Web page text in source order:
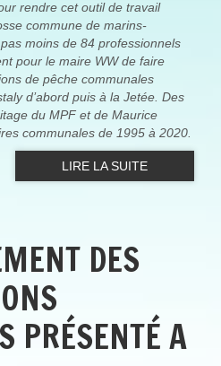
rendre cet outil de travail
commune de marins-
moins de 84 professionnels
pour le maire WW de faire
de pêche communales
d’abord puis à la Jetée. Des
du MPF et de Maurice
communales de 1995 à 2020.
LIRE LA SUITE
DES
PRÉSENTÉ A